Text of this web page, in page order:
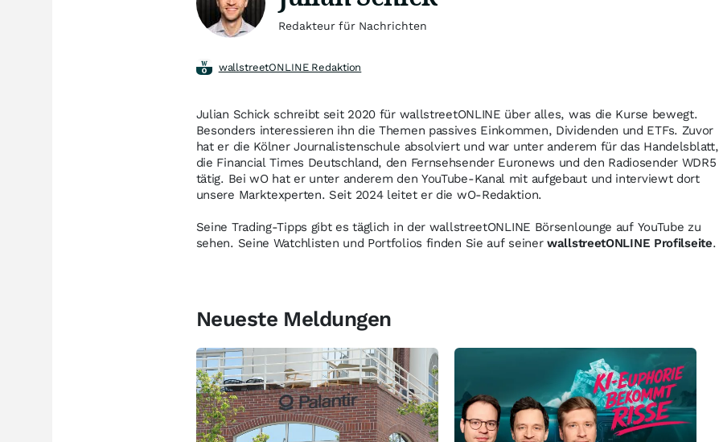
Redakteur für Nachrichten
wallstreetONLINE Redaktion
Julian Schick schreibt seit 2020 für wallstreetONLINE über alles, was die Kurse bewegt.
Besonders interessieren ihn die Themen passives Einkommen, Dividenden und ETFs. Zuvor
hat er die Kölner Journalistenschule absolviert und war unter anderem für das Handelsblatt,
die Financial Times Deutschland, den Fernsehsender Euronews und den Radiosender WDR5
tätig. Bei wO hat er unter anderem den YouTube-Kanal mit aufgebaut und interviewt dort
unsere Marktexperten. Seit 2024 leitet er die wO-Redaktion.
Seine Trading-Tipps gibt es täglich in der wallstreetONLINE Börsenlounge auf YouTube zu
sehen. Seine Watchlisten und Portfolios finden Sie auf seinerwallstreetONLINE Profilseite.
Neueste Meldungen